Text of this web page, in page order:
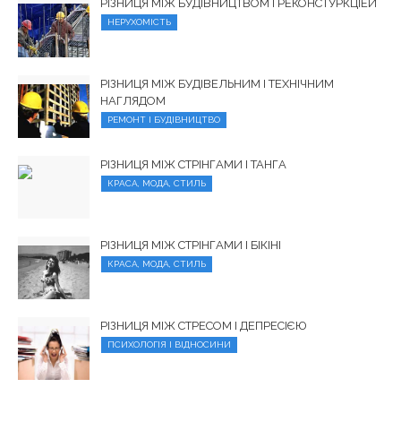
РІЗНИЦЯ МІЖ БУДІВНИЦТВОМ І РЕКОНСТУРКЦІЕЙ
НЕРУХОМІСТЬ
РІЗНИЦЯ МІЖ БУДІВЕЛЬНИМ І ТЕХНІЧНИМ
НАГЛЯДОМ
РЕМОНТ І БУДІВНИЦТВО
РІЗНИЦЯ МІЖ СТРІНГАМИ І ТАНГА
КРАСА, МОДА, СТИЛЬ
РІЗНИЦЯ МІЖ СТРІНГАМИ І БІКІНІ
КРАСА, МОДА, СТИЛЬ
РІЗНИЦЯ МІЖ СТРЕСОМ І ДЕПРЕСІЄЮ
ПСИХОЛОГІЯ І ВІДНОСИНИ